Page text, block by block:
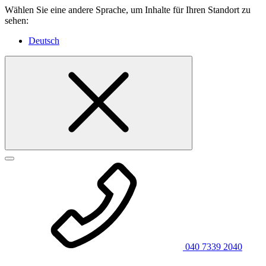
Wählen Sie eine andere Sprache, um Inhalte für Ihren Standort zu
sehen:
Deutsch
040 7339 2040